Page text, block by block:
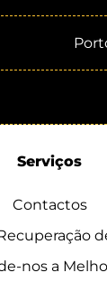
Serviços
Contactos
nos a